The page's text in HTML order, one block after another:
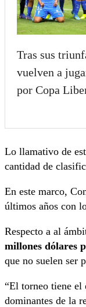
Tras sus
vuelven a
por Copa
Lo llamativo de
cantidad de
En este marco,
últimos años con
Respecto a al
millones dólares
que no suelen ser
“El torneo tiene el
dominantes de la